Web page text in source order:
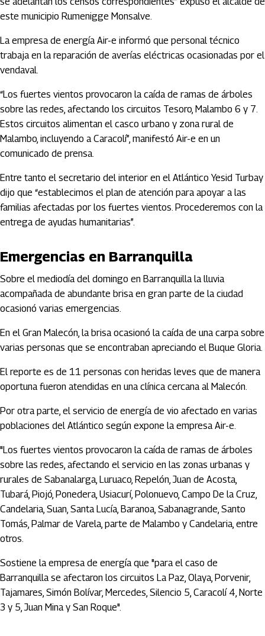
este municipio Rumenigge Monsalve.
La empresa de energía Air-e informó que personal técnico
trabaja en la reparación de averías eléctricas ocasionadas por el
vendaval.
“Los fuertes vientos provocaron la caída de ramas de árboles
sobre las redes, afectando los circuitos Tesoro, Malambo 6 y 7.
Estos circuitos alimentan el casco urbano y zona rural de
Malambo, incluyendo a Caracolí”, manifestó Air-e en un
comunicado de prensa.
Entre tanto el secretario del interior en el Atlántico Yesid Turbay
dijo que “establecimos el plan de atención para apoyar a las
familias afectadas por los fuertes vientos. Procederemos con la
entrega de ayudas humanitarias”.
Emergencias en Barranquilla
Sobre el mediodía del domingo en Barranquilla la lluvia
acompañada de abundante brisa en gran parte de la ciudad
ocasionó varias emergencias.
En el Gran Malecón, la brisa ocasionó la caída de una carpa sobre
varias personas que se encontraban apreciando el Buque Gloria.
El reporte es de 11 personas con heridas leves que de manera
oportuna fueron atendidas en una clínica cercana al Malecón.
Por otra parte, el servicio de energía de vio afectado en varias
poblaciones del Atlántico según expone la empresa Air-e.
"Los fuertes vientos provocaron la caída de ramas de árboles
sobre las redes, afectando el servicio en las zonas urbanas y
rurales de Sabanalarga, Luruaco, Repelón, Juan de Acosta,
Tubará, Piojó, Ponedera, Usiacurí, Polonuevo, Campo De la Cruz,
Candelaria, Suan, Santa Lucía, Baranoa, Sabanagrande, Santo
Tomás, Palmar de Varela, parte de Malambo y Candelaria, entre
otros.
Sostiene la empresa de energía que "para el caso de
Barranquilla se afectaron los circuitos La Paz, Olaya, Porvenir,
Tajamares, Simón Bolívar, Mercedes, Silencio 5, Caracolí 4, Norte
3 y 5, Juan Mina y San Roque".